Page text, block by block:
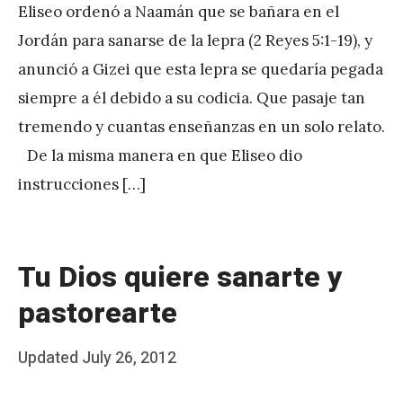
J
A
P
é
r
Eliseo ordenó a Naamán que se bañara en el
Jordán para sanarse de la lepra (2 Reyes 5:1-19), y
anunció a Gizei que esta lepra se quedaría pegada
siempre a él debido a su codicia. Que pasaje tan
tremendo y cuantas enseñanzas en un solo relato.
De la misma manera en que Eliseo dio
instrucciones […]
Tu Dios quiere sanarte y
pastorearte
Posted
Updated July 26, 2012
b